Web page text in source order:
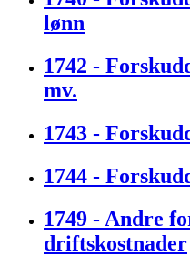
lønn
1742 -
mv.
1743 -
1744 -
1749 - Andre
driftskostnader